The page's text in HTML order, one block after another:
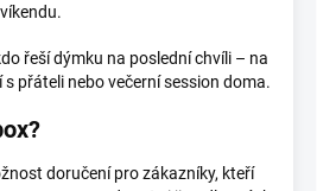
řeší dýmku na poslední chvíli – na
s přáteli nebo večerní session doma.
doručení pro zákazníky, kteří